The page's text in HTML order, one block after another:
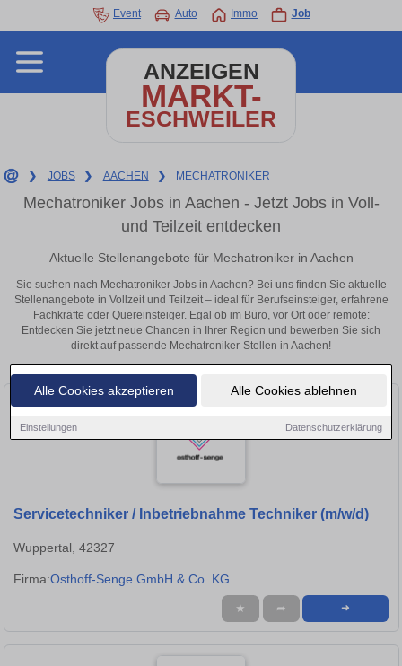
Alle Cookies akzeptieren Alle Cookies ablehnen
Einstellungen Datenschutzerklärung
Event Auto Immo Job
ANZEIGEN
MARKT-
ESCHWEILER
❯ JOBS ❯ AACHEN ❯ MECHATRONIKER
Mechatroniker Jobs in Aachen - Jetzt Jobs in Voll-
und Teilzeit entdecken
Aktuelle Stellenangebote für Mechatroniker in Aachen
Sie suchen nach Mechatroniker Jobs in Aachen? Bei uns finden Sie aktuelle
Stellenangebote in Vollzeit und Teilzeit – ideal für Berufseinsteiger, erfahrene
Fachkräfte oder Quereinsteiger. Egal ob im Büro, vor Ort oder remote:
Entdecken Sie jetzt neue Chancen in Ihrer Region und bewerben Sie sich
direkt auf passende Mechatroniker-Stellen in Aachen!
Servicetechniker / Inbetriebnahme Techniker (m/w/d)
Wuppertal, 42327
Firma:Osthoff-Senge GmbH & Co. KG
★ ➦ ➜